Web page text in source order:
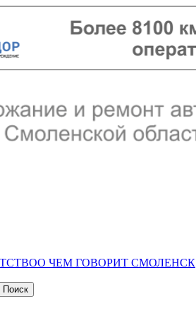
О ЧЕМ ГОВОРИТ СМОЛЕНСК